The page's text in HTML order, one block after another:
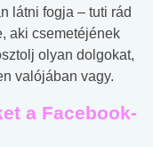
látni fogja – tuti rád
aki csemetéjének
olyan dolgokat,
valójában vagy.
a Facebook-